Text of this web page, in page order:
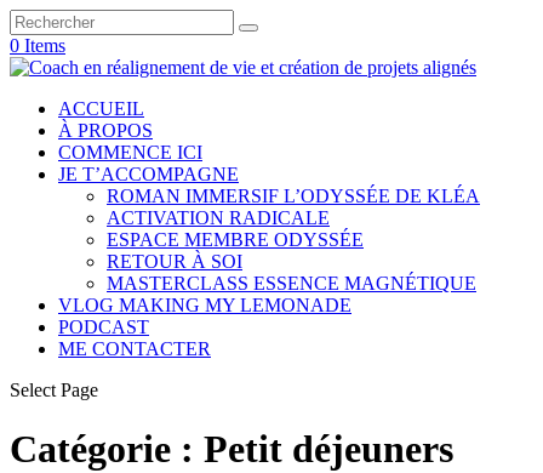
0 Items
ACCUEIL
À PROPOS
COMMENCE ICI
JE T’ACCOMPAGNE
ROMAN IMMERSIF L’ODYSSÉE DE KLÉA
ACTIVATION RADICALE
ESPACE MEMBRE ODYSSÉE
RETOUR À SOI
MASTERCLASS ESSENCE MAGNÉTIQUE
VLOG MAKING MY LEMONADE
PODCAST
ME CONTACTER
Select Page
Catégorie : Petit déjeuners